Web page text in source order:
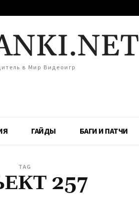
в Мир Видеоигр
ГАЙДЫ БАГИ И ПАТЧИ
TAG
257